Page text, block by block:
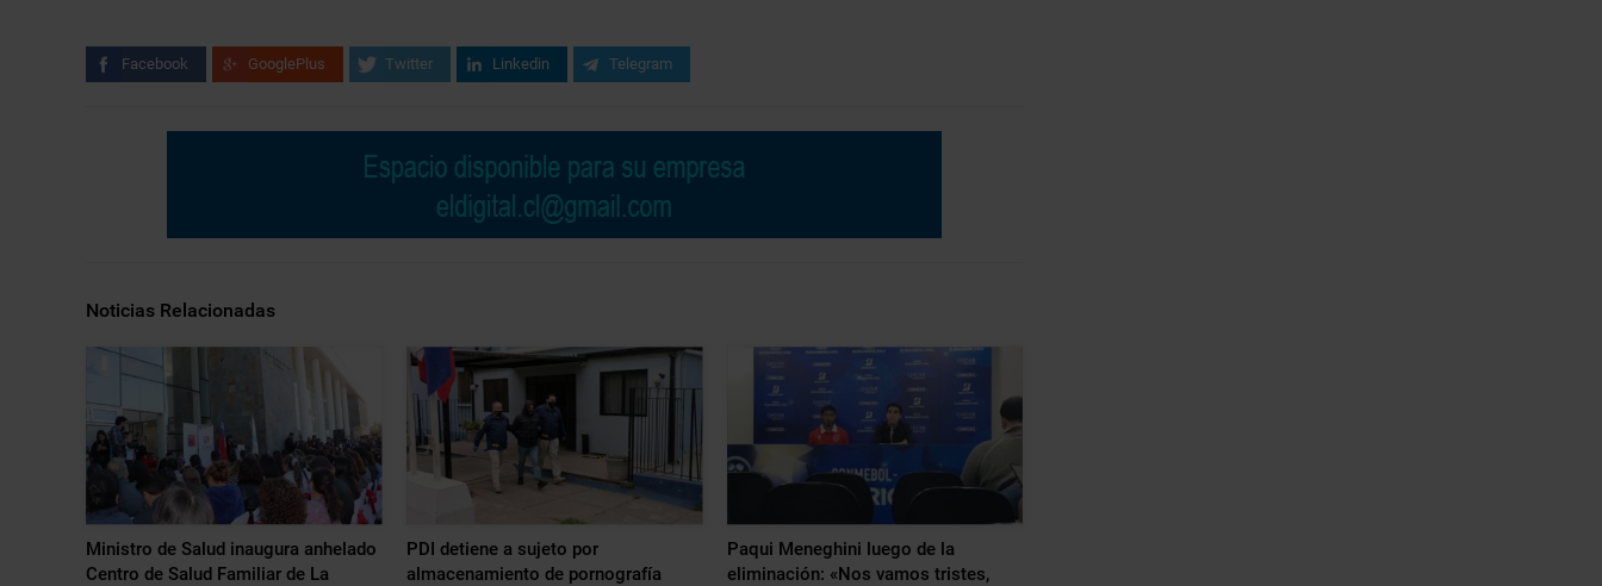
Facebook GooglePlus Twitter Linkedin Telegram
Noticias Relacionadas
Ministro de Salud inaugura anhelado
Centro de Salud Familiar de La
PDI detiene a sujeto por
almacenamiento de pornografía
Paqui Meneghini luego de la
eliminación: «Nos vamos tristes,